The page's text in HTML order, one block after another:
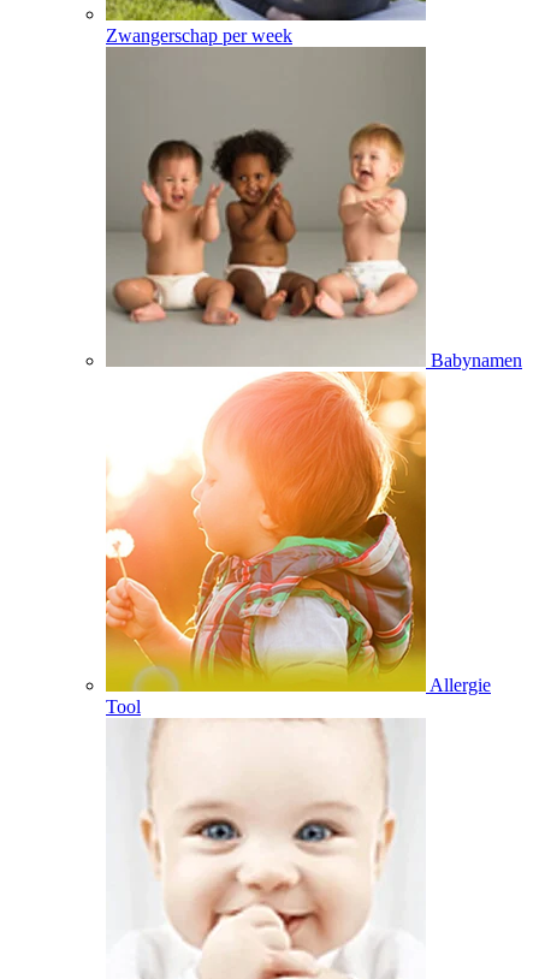
Zwangerschap per week
Babynamen
Allergie
Tool